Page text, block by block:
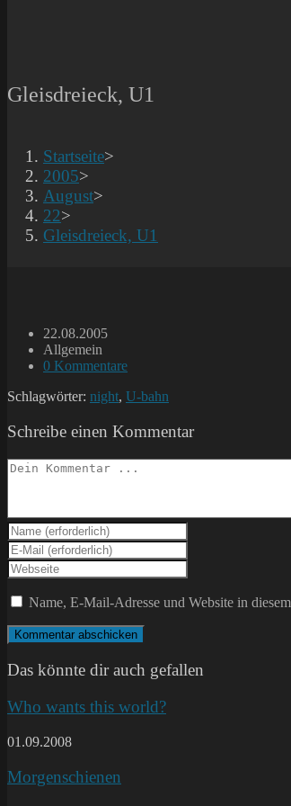
Gleisdreieck, U1
Startseite>
2005>
August>
22>
Gleisdreieck, U1
Beitrag
veröffentlicht:
22.08.2005
Beitrags-
Kategorie:
Allgemein
Beitrags-
0 Kommentare
Schlagwörter: night, U-bahn
Schreibe einen Kommentar
Kommentieren
Gib
deinen
Namen
oder
Benutzernamen
zum
Kommentieren
ein
Gib
deine
E-
Mail-
Adresse
zum
Kommentieren
ein
Gib
deine
Website-
ein
(optional)
Name, E-Mail-Adresse und Website in
Das könnte dir auch gefallen
Who wants this world?
01.09.2008
Morgenschienen